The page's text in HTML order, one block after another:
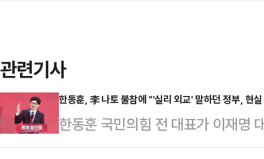
관련기사
한동훈, 李 나토 불참에 "'실리 외교' 말하던 정부, 현
한동훈 국민의힘 전 대표가 이재명
그에서 열리는 북대서양조약기구(